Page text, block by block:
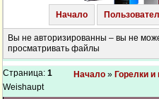
Начало
Вы не авторизированны – вы не
просматривать файлы
Страница: 1 Начало » Горелки
Weishaupt